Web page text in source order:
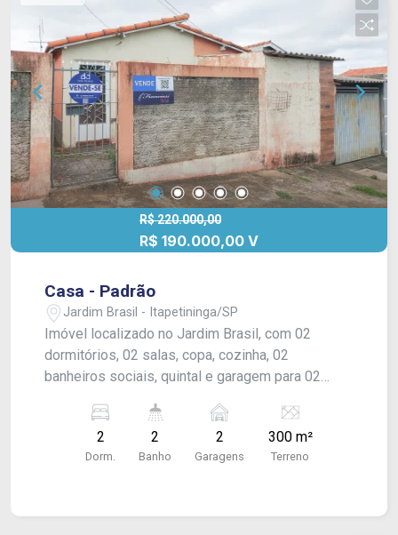
R$ 220.000,00
R$ 190.000,00 V
Casa - Padrão
Jardim Brasil - Itapetininga/SP
Imóvel localizado no Jardim Brasil, com 02
dormitórios, 02 salas, copa, cozinha, 02
banheiros sociais, quintal e garagem para 02
2
Dorm.
2
Banho
2
Garagens
300 m²
Terreno